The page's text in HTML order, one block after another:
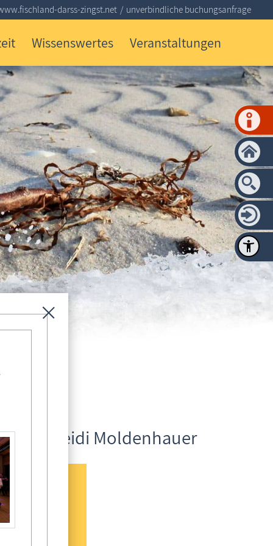
Wissenswertes Veranstaltungen
darss-zingst.net unverbindliche buchungsanfrage
undHeidi Moldenhauer
aus!